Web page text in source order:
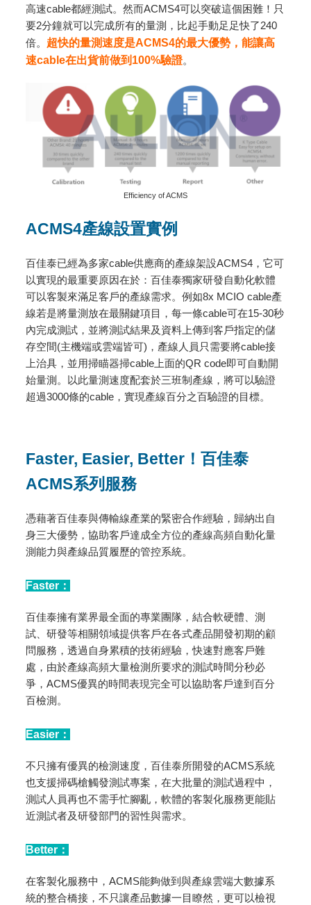
高速cable都經測試。然而ACMS4可以突破這個困難！只
要2分鐘就可以完成所有的量測，比起手動足足快了240
倍。 超快的量測速度是ACMS4的最大優勢，能讓高
速cable在出貨前做到100%驗證。
Efficiency of ACMS
ACMS4產線設置實例
百佳泰已經為多家cable供應商的產線架設ACMS4，它可
以實現的最重要原因在於：百佳泰獨家研發自動化軟體
可以客製來滿足客戶的產線需求。例如8x MCIO cable產
線若是將量測放在最關鍵項目，每一條cable可在15-30秒
內完成測試，並將測試結果及資料上傳到客戶指定的儲
存空間(主機端或雲端皆可)，產線人員只需要將cable接
上治具，並用掃瞄器掃cable上面的QR code即可自動開
始量測。以此量測速度配套於三班制產線，將可以驗證
超過3000條的cable，實現產線百分之百驗證的目標。
Faster, Easier, Better！百佳泰
ACMS系列服務
憑藉著百佳泰與傳輸線產業的緊密合作經驗，歸納出自
身三大優勢，協助客戶達成全方位的產線高頻自動化量
測能力與產線品質履歷的管控系統。
Faster：
百佳泰擁有業界最全面的專業團隊，結合軟硬體、測
試、研發等相關領域提供客戶在各式產品開發初期的顧
問服務，透過自身累積的技術經驗，快速對應客戶難
處，由於產線高頻大量檢測所要求的測試時間分秒必
爭，ACMS優異的時間表現完全可以協助客戶達到百分
百檢測。
Easier：
不只擁有優異的檢測速度，百佳泰所開發的ACMS系統
也支援掃碼槍觸發測試專案，在大批量的測試過程中，
測試人員再也不需手忙腳亂，軟體的客製化服務更能貼
近測試者及研發部門的習性與需求。
Better：
在客製化服務中，ACMS能夠做到與產線雲端大數據系
統的整合橋接，不只讓產品數據一目瞭然，更可以檢視